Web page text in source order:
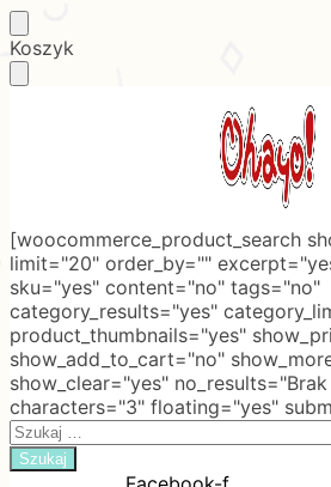
Skip
to
Skip
to
Koszyk
[woocommerce_product_search
limit="20" order_by=""
sku="yes" content="no" tags="no"
category_results="yes"
product_thumbnails="yes"
show_add_to_cart="no"
show_clear="yes"
characters="3" floating="yes"
Search
for: